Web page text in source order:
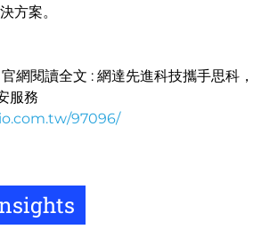
方案。
網閱讀全文 : 網達先進科技攜手思科，
服務
97096/